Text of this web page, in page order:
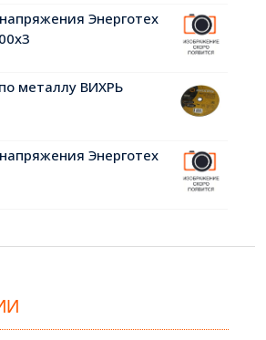
Энерготех
металлу ВИХРЬ
Энерготех